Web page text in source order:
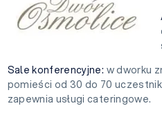
Sale konferencyjne: w dworku
pomieści od 30 do 70
zapewnia usługi cateringowe.